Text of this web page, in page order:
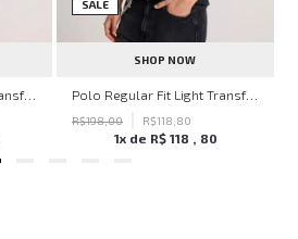
Polo Regular Fit Light Transfer Bege Médio John John Masculina
SALE
SHOP NOW
Polo Regular Fit Light Transfer Verde Escuro John John Masculina
R$198,00 R$118 80
1x de R$ 118 80